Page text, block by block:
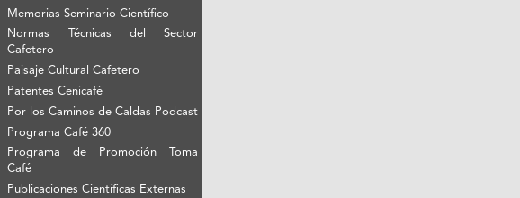
Memorias Seminario Científico
Normas Técnicas del Sector
Cafetero
Paisaje Cultural Cafetero
Patentes Cenicafé
Por los Caminos de Caldas Podcast
Programa Café 360
Programa de Promoción Toma
Café
Publicaciones Científicas Externas